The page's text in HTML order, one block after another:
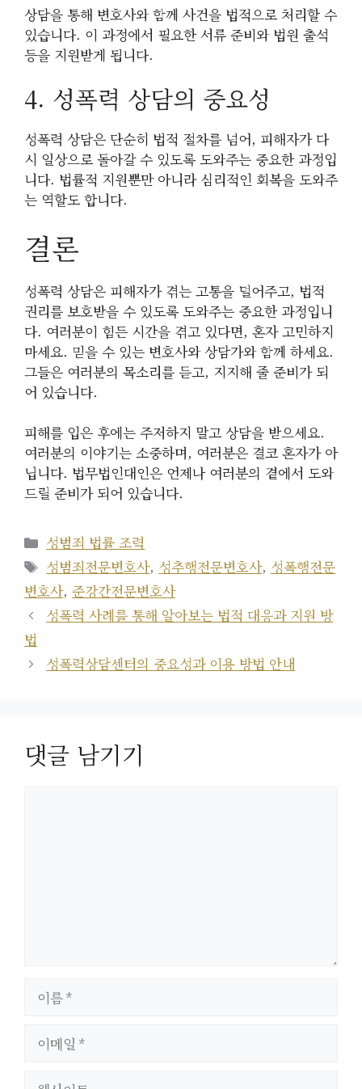
상담을 통해 변호사와 함께 사건을 법적으로 처리할 수
있습니다. 이 과정에서 필요한 서류 준비와 법원 출석
등을 지원받게 됩니다.
4. 성폭력 상담의 중요성
성폭력 상담은 단순히 법적 절차를 넘어, 피해자가 다
시 일상으로 돌아갈 수 있도록 도와주는 중요한 과정입
니다. 법률적 지원뿐만 아니라 심리적인 회복을 도와주
는 역할도 합니다.
결론
성폭력 상담은 피해자가 겪는 고통을 덜어주고, 법적
권리를 보호받을 수 있도록 도와주는 중요한 과정입니
다. 여러분이 힘든 시간을 겪고 있다면, 혼자 고민하지
마세요. 믿을 수 있는 변호사와 상담가와 함께 하세요.
그들은 여러분의 목소리를 듣고, 지지해 줄 준비가 되
어 있습니다.
피해를 입은 후에는 주저하지 말고 상담을 받으세요.
여러분의 이야기는 소중하며, 여러분은 결코 혼자가 아
닙니다. 법무법인대인은 언제나 여러분의 곁에서 도와
드릴 준비가 되어 있습니다.
카
테
고
리
성범죄 법률 조력
태
그
성범죄전문변호사, 성추행전문변호사, 성폭행전문
변호사, 준강간전문변호사
성폭력 사례를 통해 알아보는 법적 대응과 지원 방
법
성폭력상담센터의 중요성과 이용 방법 안내
댓글 남기기